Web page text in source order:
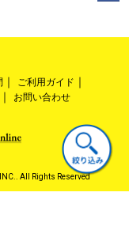
ご利用ガイド
お問い合わせ
All Rights Reserved